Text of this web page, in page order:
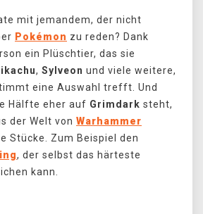
mit jemandem, der nicht
Pokémon zu reden? Dank
ein Plüschtier, das sie
, Sylveon und viele weitere,
eine Auswahl trefft. Und
Hälfte eher auf Grimdark steht,
der Welt von Warhammer
Stücke. Zum Beispiel den
, der selbst das härteste
kann.